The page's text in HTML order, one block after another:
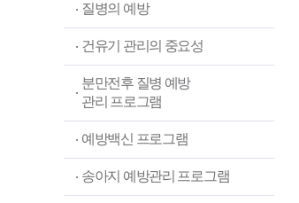
질병의 예방
건유기 관리의 중요성
분만전후 질병 예방
관리 프로그램
예방백신 프로그램
송아지 예방관리 프로그램